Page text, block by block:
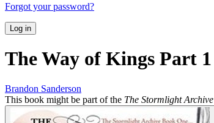
Forgot your password?
Log in
The Way of Kings Part 1
Brandon Sanderson
This book might be part of the The Stormlight Archive